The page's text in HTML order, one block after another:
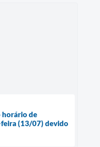
horário de
(13/07) devido